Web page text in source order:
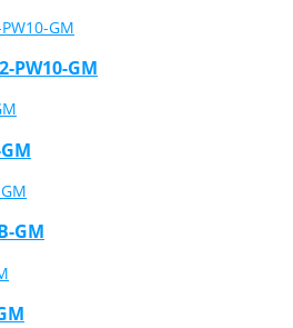
PW10-GM
GM